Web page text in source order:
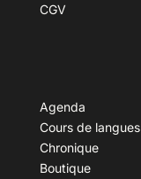
CGV
Agenda
Cours de langues
Chronique
Boutique